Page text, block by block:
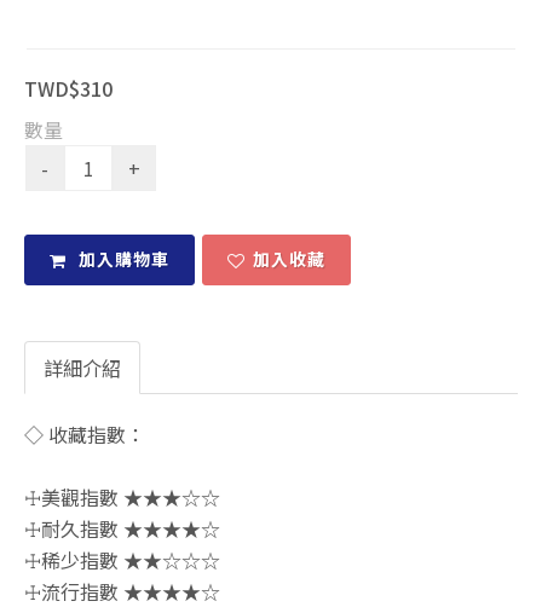
TWD$310
數量
加入購物車 加入收藏
詳細介紹
◇ 收藏指數：
☩美觀指數 ★★★☆☆
☩耐久指數 ★★★★☆
☩稀少指數 ★★☆☆☆
☩流行指數 ★★★★☆